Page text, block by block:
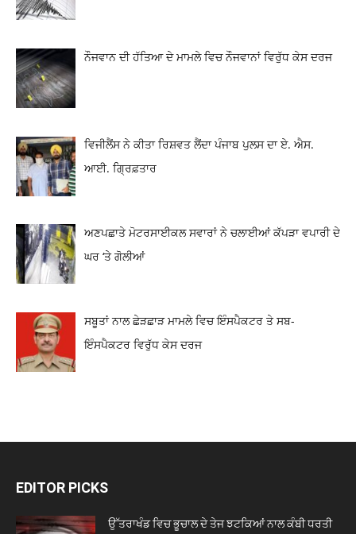
ਨੌਜਵਾਨ ਦੀ ਹੱਤਿਆ ਦੇ ਮਾਮਲੇ ਵਿਚ ਨੌਜਵਾਨਾਂ ਵਿਰੁੱਧ ਕੇਸ ਦਰਜ
ਵਿਜੀਲੈਂਸ ਨੇ ਕੀਤਾ ਰਿਸ਼ਵਤ ਲੈਂਦਾ ਪੰਜਾਬ ਪੁਲਸ ਦਾ ਏ. ਐਸ.
ਆਈ. ਗ੍ਰਿਫ਼ਤਾਰ
ਅਣਪਛਾਤੇ ਮੋਟਰਸਾਈਕਲ ਸਵਾਰਾਂ ਨੇ ਚਲਾਈਆਂ ਕੱਪੜਾ ਵਪਾਰੀ ਦੇ
ਘਰ ‘ਤੇ ਗੋਲੀਆਂ
ਸਬੂਤਾਂ ਨਾਲ ਛੇੜਛਾੜ ਮਾਮਲੇ ਵਿਚ ਇੰਸਪੈਕਟਰ ਤੇ ਸਬ-
ਇੰਸਪੈਕਟਰ ਵਿਰੁੱਧ ਕੇਸ ਦਰਜ
EDITOR PICKS
ਉੱਤਰਾਖੰਡ ਵਿਚ ਭੂਚਾਲ ਦੇ ਤੇਜ ਝਟਕਿਆਂ ਨਾਲ ਕੰਬੀ ਧਰਤੀ